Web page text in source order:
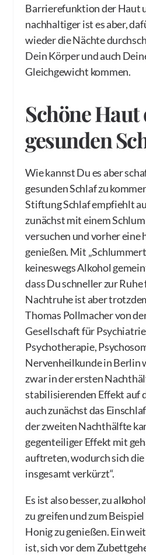
Barrierefunktion der Haut
nachhaltiger ist es aber,
wieder die Nächte
Dein Körper und auch
Gleichgewicht kommen.
Schöne
gesunden
Wie kannst Du es aber
gesunden Schlaf zu
Stiftung Schlaf empfiehlt
zunächst mit einem
versuchen und vorher eine
genießen. Mit
keineswegs Alkohol
dass Du schneller zur
Nachtruhe ist aber
Thomas Pollmacher von
Gesellschaft für
Psychotherapie,
Nervenheilkunde in Berlin
zwar in der ersten
stabilisierenden Effekt auf
auch zunächst das
der zweiten Nachthälfte
gegenteiliger Effekt mit
auftreten, wodurch sich
insgesamt verkürzt“.
Es ist also besser, zu
zu greifen und zum
Honig zu genießen. Ein
ist, sich vor dem